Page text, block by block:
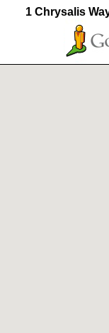
1 Chrysalis